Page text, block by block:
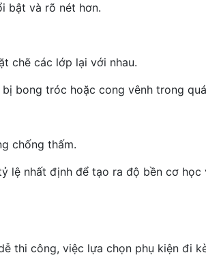
bật và rõ nét hơn.
chẽ các lớp lại với nhau.
bong tróc hoặc cong vênh trong
chống thấm.
lệ nhất định để tạo ra độ bền cơ học
thi công, việc lựa chọn phụ kiện đi